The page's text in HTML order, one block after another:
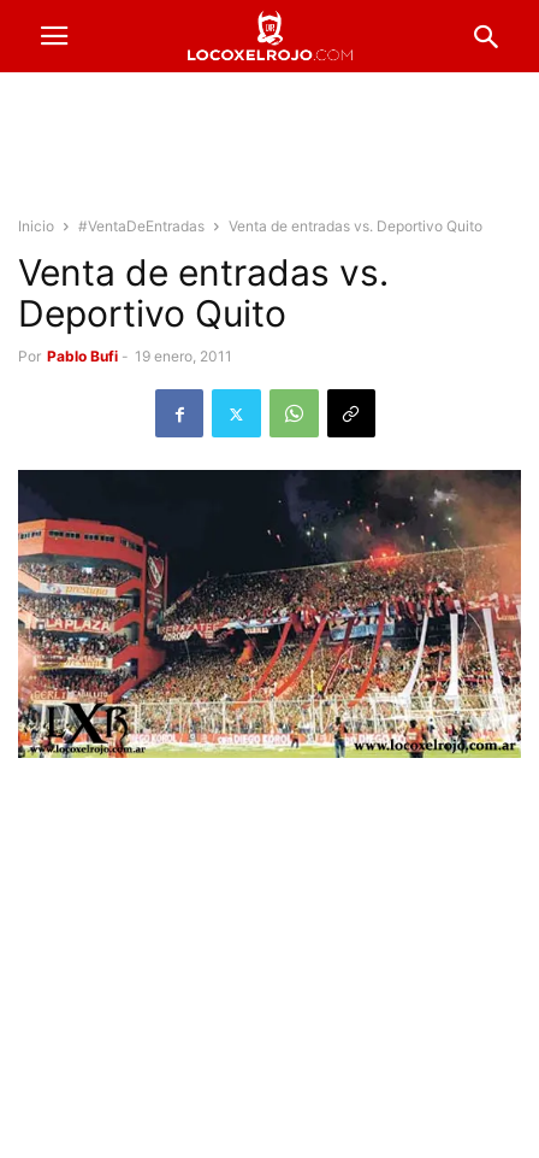
Inicio #VentaDeEntradas Venta de entradas vs. Deportivo Quito
Venta de entradas vs.
Deportivo Quito
Por Pablo Bufi - 19 enero, 2011